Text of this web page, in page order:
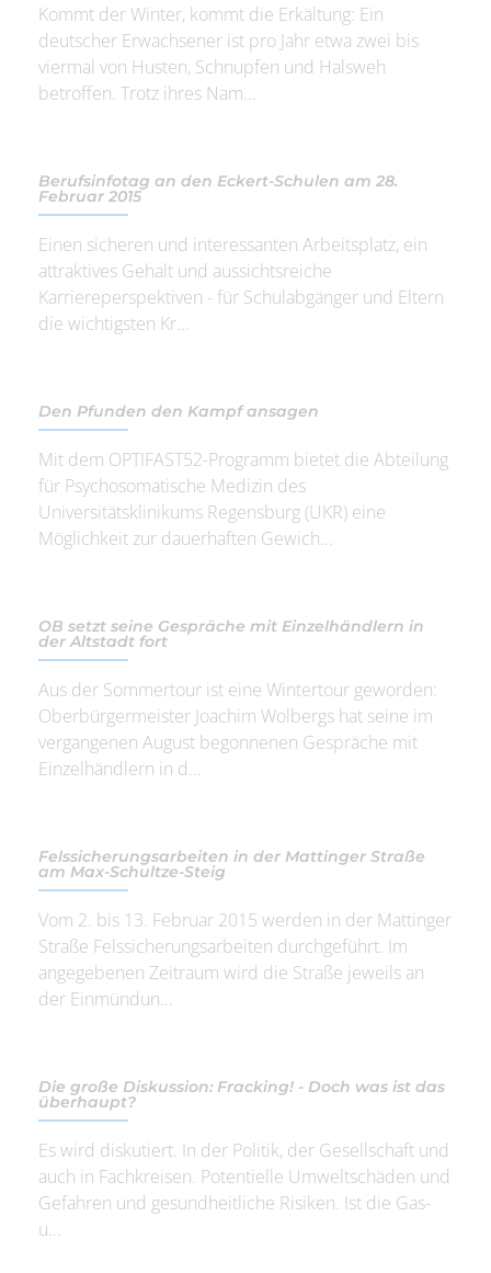
Kommt der Winter, kommt die Erkältung: Ein
deutscher Erwachsener ist pro Jahr etwa zwei bis
viermal von Husten, Schnupfen und Halsweh
betroffen. Trotz ihres Nam...
Berufsinfotag an den Eckert-Schulen am 28.
Februar 2015
Einen sicheren und interessanten Arbeitsplatz, ein
attraktives Gehalt und aussichtsreiche
Karriereperspektiven - für Schulabgänger und Eltern
die wichtigsten Kr...
Den Pfunden den Kampf ansagen
Mit dem OPTIFAST52-Programm bietet die Abteilung
für Psychosomatische Medizin des
Universitätsklinikums Regensburg (UKR) eine
Möglichkeit zur dauerhaften Gewich...
OB setzt seine Gespräche mit Einzelhändlern in
der Altstadt fort
Aus der Sommertour ist eine Wintertour geworden:
Oberbürgermeister Joachim Wolbergs hat seine im
vergangenen August begonnenen Gespräche mit
Einzelhändlern in d...
Felssicherungsarbeiten in der Mattinger Straße
am Max-Schultze-Steig
Vom 2. bis 13. Februar 2015 werden in der Mattinger
Straße Felssicherungsarbeiten durchgeführt. Im
angegebenen Zeitraum wird die Straße jeweils an
der Einmündun...
Die große Diskussion: Fracking! - Doch was ist das
überhaupt?
Es wird diskutiert. In der Politik, der Gesellschaft und
auch in Fachkreisen. Potentielle Umweltschäden und
Gefahren und gesundheitliche Risiken. Ist die Gas-
u...